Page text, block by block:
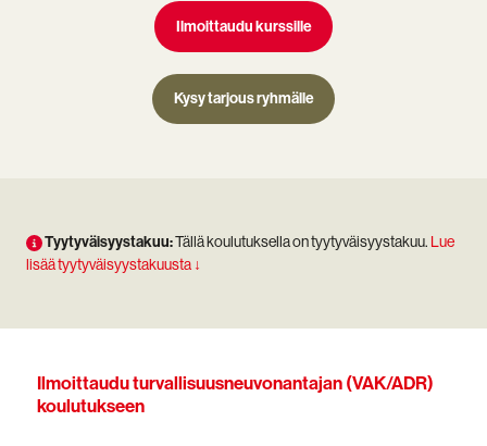
Ilmoittaudu kurssille
Kysy tarjous ryhmälle
Tyytyväisyystakuu:Tällä koulutuksella on tyytyväisyystakuu. Lue
lisää tyytyväisyystakuusta ↓
Ilmoittaudu turvallisuusneuvonantajan (VAK/ADR)
koulutukseen